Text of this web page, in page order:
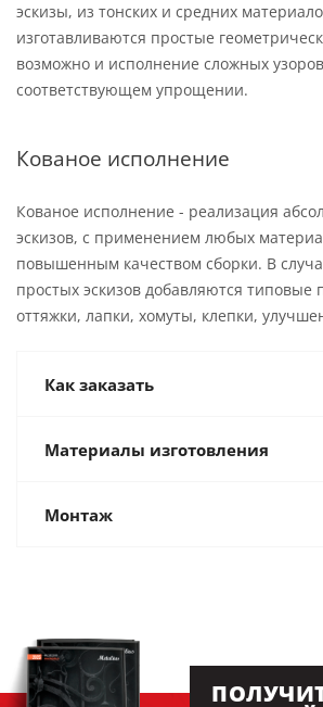
эскизы, из тонских и средних
изготавливаются простые
возможно и исполнение сложных
соответствующем упрощении.
Кованое исполнение
Кованое исполнение - реализация
эскизов, с применением любых
повышенным качеством сборки. В
простых эскизов добавляются типовые
оттяжки, лапки, хомуты, клепки,
Как заказать
Материалы изготовления
Монтаж